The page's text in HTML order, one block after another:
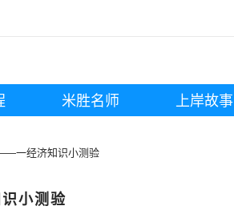
米胜名师 上岸故事
一经济知识小测验
小测验